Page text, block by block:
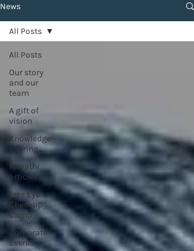
News
All Posts
Our story
and our
team
A gift of
vision
Knowledge
sharing
Marathi
articles
Free Eye
Checkup
Camp
Corporate
Events
All Posts